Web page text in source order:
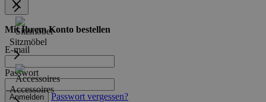
Sitzmöbel
Accessoires
Mit Ihrem Konto bestellen
E-mail
Passwort
Anmelden Passwort vergessen?